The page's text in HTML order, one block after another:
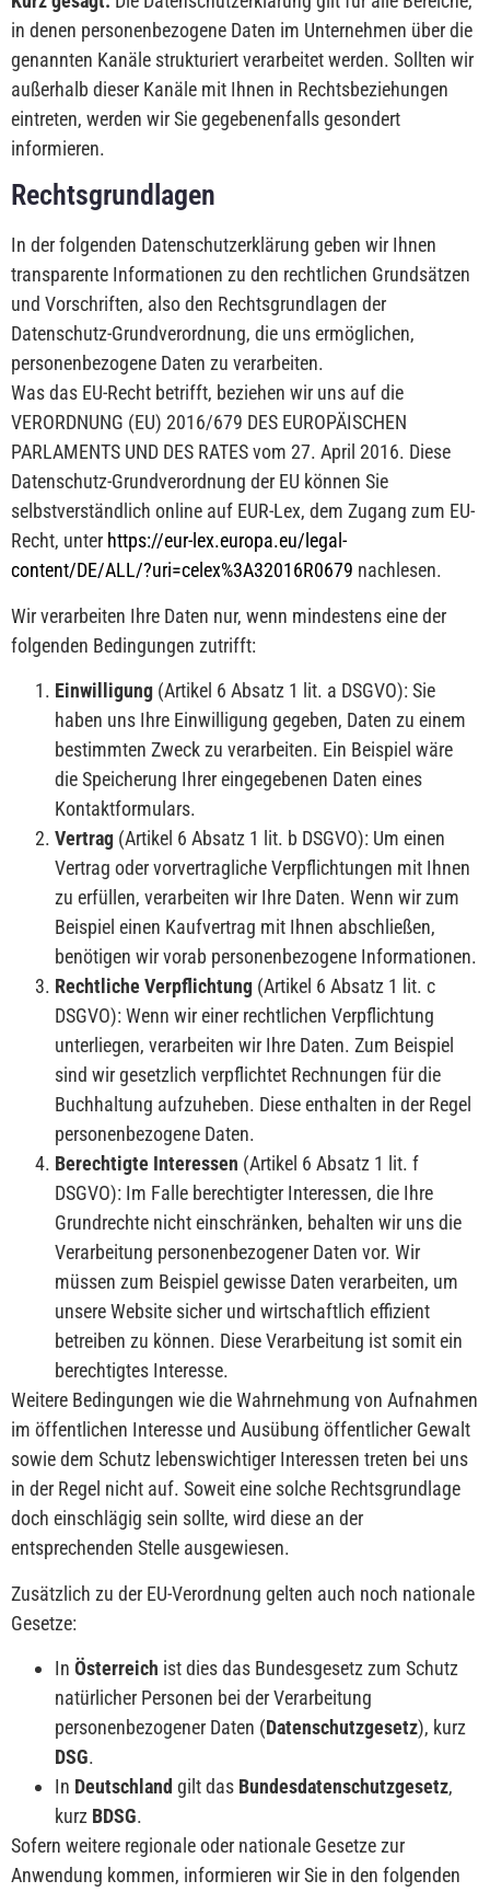
in denen personenbezogene Daten im Unternehmen über die
genannten Kanäle strukturiert verarbeitet werden. Sollten wir
außerhalb dieser Kanäle mit Ihnen in Rechtsbeziehungen
eintreten, werden wir Sie gegebenenfalls gesondert
informieren.
Rechtsgrundlagen
In der folgenden Datenschutzerklärung geben wir Ihnen
transparente Informationen zu den rechtlichen Grundsätzen
und Vorschriften, also den Rechtsgrundlagen der
Datenschutz-Grundverordnung, die uns ermöglichen,
personenbezogene Daten zu verarbeiten.
Was das EU-Recht betrifft, beziehen wir uns auf die
VERORDNUNG (EU) 2016/679 DES EUROPÄISCHEN
PARLAMENTS UND DES RATES vom 27. April 2016. Diese
Datenschutz-Grundverordnung der EU können Sie
selbstverständlich online auf EUR-Lex, dem Zugang zum EU-
Recht, unter https://eur-lex.europa.eu/legal-
content/DE/ALL/?uri=celex%3A32016R0679 nachlesen.
Wir verarbeiten Ihre Daten nur, wenn mindestens eine der
folgenden Bedingungen zutrifft:
Einwilligung (Artikel 6 Absatz 1 lit. a DSGVO): Sie
haben uns Ihre Einwilligung gegeben, Daten zu einem
bestimmten Zweck zu verarbeiten. Ein Beispiel wäre
die Speicherung Ihrer eingegebenen Daten eines
Kontaktformulars.
Vertrag (Artikel 6 Absatz 1 lit. b DSGVO): Um einen
Vertrag oder vorvertragliche Verpflichtungen mit Ihnen
zu erfüllen, verarbeiten wir Ihre Daten. Wenn wir zum
Beispiel einen Kaufvertrag mit Ihnen abschließen,
benötigen wir vorab personenbezogene Informationen.
Rechtliche Verpflichtung (Artikel 6 Absatz 1 lit. c
DSGVO): Wenn wir einer rechtlichen Verpflichtung
unterliegen, verarbeiten wir Ihre Daten. Zum Beispiel
sind wir gesetzlich verpflichtet Rechnungen für die
Buchhaltung aufzuheben. Diese enthalten in der Regel
personenbezogene Daten.
Berechtigte Interessen (Artikel 6 Absatz 1 lit. f
DSGVO): Im Falle berechtigter Interessen, die Ihre
Grundrechte nicht einschränken, behalten wir uns die
Verarbeitung personenbezogener Daten vor. Wir
müssen zum Beispiel gewisse Daten verarbeiten, um
unsere Website sicher und wirtschaftlich effizient
betreiben zu können. Diese Verarbeitung ist somit ein
berechtigtes Interesse.
Weitere Bedingungen wie die Wahrnehmung von Aufnahmen
im öffentlichen Interesse und Ausübung öffentlicher Gewalt
sowie dem Schutz lebenswichtiger Interessen treten bei uns
in der Regel nicht auf. Soweit eine solche Rechtsgrundlage
doch einschlägig sein sollte, wird diese an der
entsprechenden Stelle ausgewiesen.
Zusätzlich zu der EU-Verordnung gelten auch noch nationale
Gesetze:
In Österreich ist dies das Bundesgesetz zum Schutz
natürlicher Personen bei der Verarbeitung
personenbezogener Daten (Datenschutzgesetz), kurz
DSG.
In Deutschland gilt das Bundesdatenschutzgesetz,
kurz BDSG.
Sofern weitere regionale oder nationale Gesetze zur
Anwendung kommen, informieren wir Sie in den folgenden